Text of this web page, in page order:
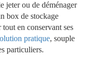
jeter ou de déménager
box de stockage
en conservant ses
pratique, souple
particuliers.